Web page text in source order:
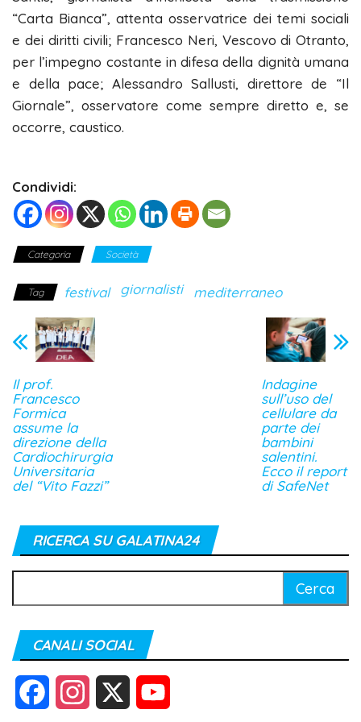
“Carta Bianca”, attenta osservatrice dei temi sociali
e dei diritti civili; Francesco Neri, Vescovo di Otranto,
per l’impegno costante in difesa della dignità umana
e della pace; Alessandro Sallusti, direttore de “Il
Giornale”, osservatore come sempre diretto e, se
occorre, caustico.
Condividi:
Categoria Società
Tag festival giornalisti mediterraneo
Il prof.
Francesco
Formica
assume la
direzione della
Cardiochirurgia
Universitaria
del “Vito Fazzi”
Indagine
sull’uso del
cellulare da
parte dei
bambini
salentini.
Ecco il report
di SafeNet
RICERCA SU GALATINA24
per:
CANALI SOCIAL